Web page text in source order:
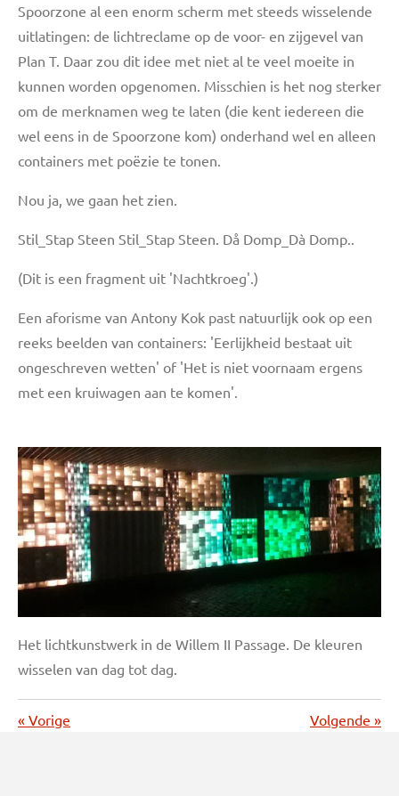
Spoorzone al een enorm scherm met steeds wisselende
uitlatingen: de lichtreclame op de voor- en zijgevel van
Plan T. Daar zou dit idee met niet al te veel moeite in
kunnen worden opgenomen. Misschien is het nog sterker
om de merknamen weg te laten (die kent iedereen die
wel eens in de Spoorzone kom) onderhand wel en alleen
containers met poëzie te tonen.
Nou ja, we gaan het zien.
Stil_Stap Steen Stil_Stap Steen. Då Domp_Dà Domp..
(Dit is een fragment uit 'Nachtkroeg'.)
Een aforisme van Antony Kok past natuurlijk ook op een
reeks beelden van containers: 'Eerlijkheid bestaat uit
ongeschreven wetten' of 'Het is niet voornaam ergens
met een kruiwagen aan te komen'.
Het lichtkunstwerk in de Willem II Passage. De kleuren
wisselen van dag tot dag.
« Vorige Volgende »